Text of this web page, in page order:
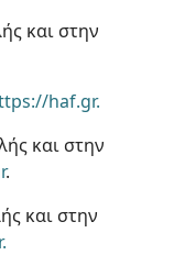
και στην
haf.gr.
και στην
.
και στην